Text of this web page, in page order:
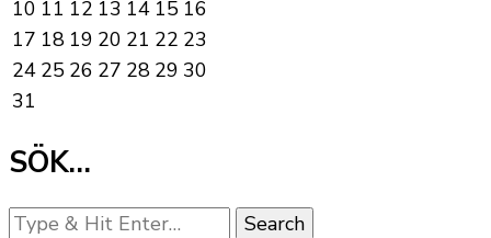
10 11 12 13 14 15 16
17 18 19 20 21 22 23
24 25 26 27 28 29 30
31
SÖK…
Looking